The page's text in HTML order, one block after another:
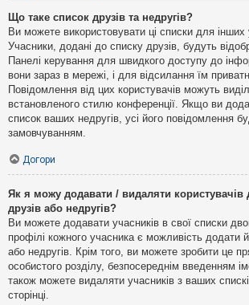
Що таке список друзів та недругів?
Ви можете використовувати ці списки для інших
Учасники, додані до списку друзів, будуть
Панелі керування для швидкого доступу до
вони зараз в мережі, і для відсилання їм
Повідомлення від цих користувачів можуть
встановленого стилю конференції. Якщо ви
список ваших недругів, усі його повідомлення
замовчуванням.
Догори
Як я можу додавати / видаляти користувачів
друзів або недругів?
Ви можете додавати учасників в свої списки
профілі кожного учасника є можливість додати
або недругів. Крім того, ви можете зробити це
особистого розділу, безпосереднім введенням
також можете видаляти учасників з ваших
сторінці.